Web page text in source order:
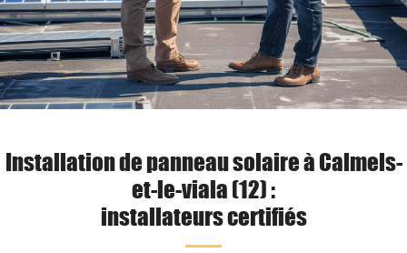
Installation de panneau solaire à Calmels-
et-le-viala (12) :
installateurs certifiés